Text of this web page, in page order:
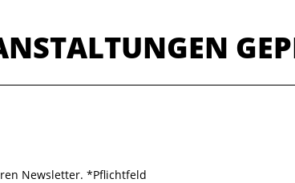
Newsletter. *Pflichtfeld